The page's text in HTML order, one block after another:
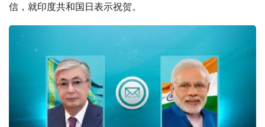
信，就印度共和国日表示祝贺。